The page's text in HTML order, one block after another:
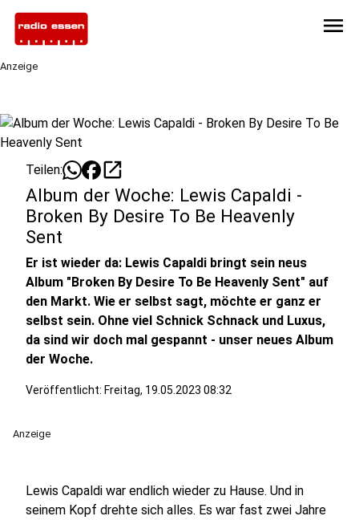
menu
Anzeige
Teilen: open_in_new
Album der Woche: Lewis Capaldi -
Broken By Desire To Be Heavenly
Sent
Er ist wieder da: Lewis Capaldi bringt sein neus
Album "Broken By Desire To Be Heavenly Sent" auf
den Markt. Wie er selbst sagt, möchte er ganz er
selbst sein. Ohne viel Schnick Schnack und Luxus,
da sind wir doch mal gespannt - unser neues Album
der Woche.
Veröffentlicht: Freitag, 19.05.2023 08:32
Anzeige
Lewis Capaldi war endlich wieder zu Hause. Und in
seinem Kopf drehte sich alles. Es war fast zwei Jahre